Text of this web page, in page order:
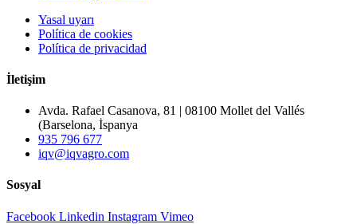
Yasal uyarı
Política de cookies
Política de privacidad
İletişim
Avda. Rafael Casanova, 81 | 08100 Mollet del Vallés
(Barselona, İspanya
935 796 677
iqv@iqvagro.com
Sosyal
Facebook Linkedin Instagram Vimeo